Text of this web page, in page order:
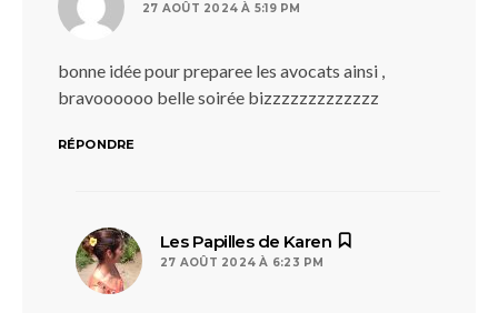
27 AOÛT 2024 À 5:19 PM
bonne idée pour preparee les avocats ainsi ,
bravoooooo belle soirée bizzzzzzzzzzzzz
RÉPONDRE
Les Papilles de Karen
27 AOÛT 2024 À 6:23 PM